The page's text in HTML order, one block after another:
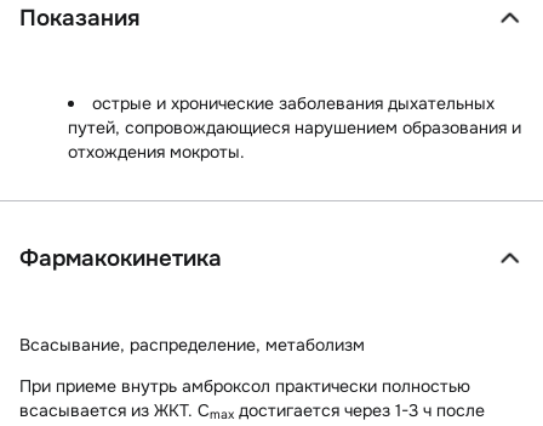
Показания
острые и хронические заболевания дыхательных
путей, сопровождающиеся нарушением образования и
отхождения мокроты.
Фармакокинетика
Всасывание, распределение, метаболизм
При приеме внутрь амброксол практически полностью
всасывается из ЖКТ. Cmax достигается через 1-3 ч после